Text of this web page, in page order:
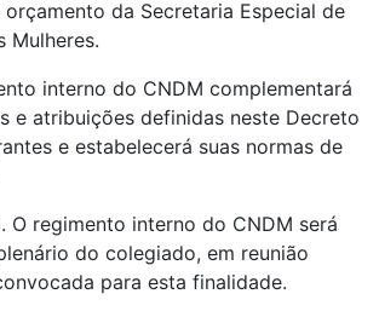
da Secretaria Especial de
Mulheres.
interno do CNDM complementará
e atribuições definidas neste Decreto
e estabelecerá suas normas de
O regimento interno do CNDM será
do colegiado, em reunião
para esta finalidade.